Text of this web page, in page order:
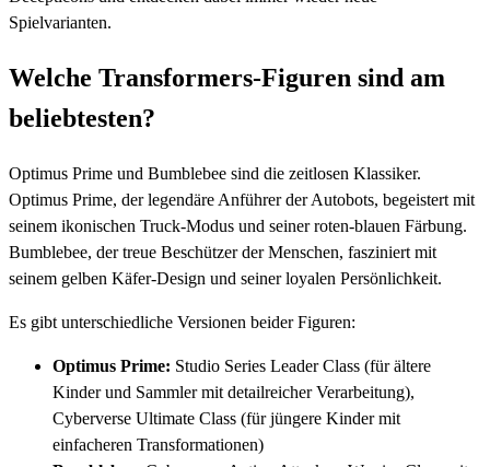
Spielvarianten.
Welche Transformers-Figuren sind am
beliebtesten?
Optimus Prime und Bumblebee sind die zeitlosen Klassiker.
Optimus Prime, der legendäre Anführer der Autobots, begeistert mit
seinem ikonischen Truck-Modus und seiner roten-blauen Färbung.
Bumblebee, der treue Beschützer der Menschen, fasziniert mit
seinem gelben Käfer-Design und seiner loyalen Persönlichkeit.
Es gibt unterschiedliche Versionen beider Figuren:
Optimus Prime: Studio Series Leader Class (für ältere
Kinder und Sammler mit detailreicher Verarbeitung),
Cyberverse Ultimate Class (für jüngere Kinder mit
einfacheren Transformationen)